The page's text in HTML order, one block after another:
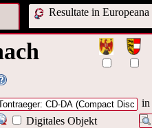
Resultate in Europeana
in
Digitales Objekt